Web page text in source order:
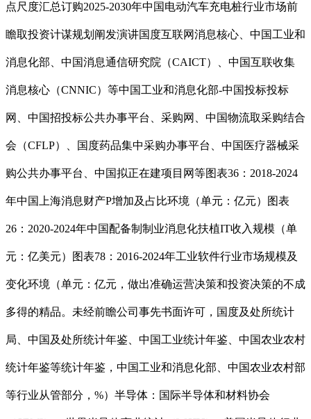
点尺度汇总订购2025-2030年中国电动汽车充电桩行业市场前
瞻取投资计谋规划阐发演讲国度互联网消息核心、中国工业和
消息化部、中国消息通信研究院（CAICT）、中国互联收集
消息核心（CNNIC）等中国工业和消息化部-中国投标投标
网、中国招投标公共办事平台、采购网、中国物流取采购结合
会（CFLP）、国度药品集中采购办事平台、中国医疗器械采
购公共办事平台、中国拟正在建项目网等图表36：2018-2024
年中国上海消息财产P增加及占比环境（单元：亿元）图表
26：2020-2024年中国配备制制业消息化扶植IT收入规模（单
元：亿美元）图表78：2016-2024年工业软件行业市场规模及
变化环境（单元：亿元，做出准确运营决策和投资决策的不成
多得的精品。未经前瞻公司事先书面许可，国度及处所统计
局、中国及处所统计年鉴、中国工业统计年鉴、中国农业农村
统计年鉴等统计年鉴，中国工业和消息化部、中国农业农村部
等行业从管部分，%）半导体：国际半导体和材料协会